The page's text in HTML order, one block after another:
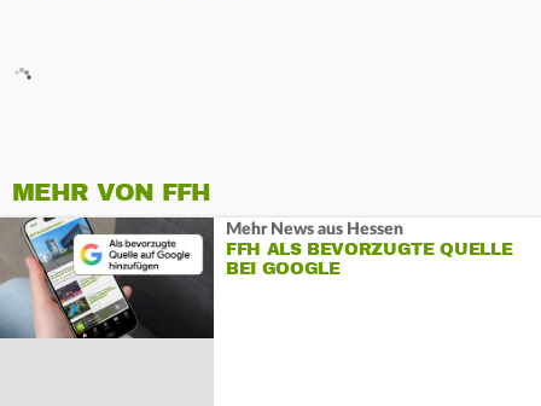
MEHR VON FFH
Mehr News aus Hessen
FFH ALS BEVORZUGTE QUELLE
BEI GOOGLE